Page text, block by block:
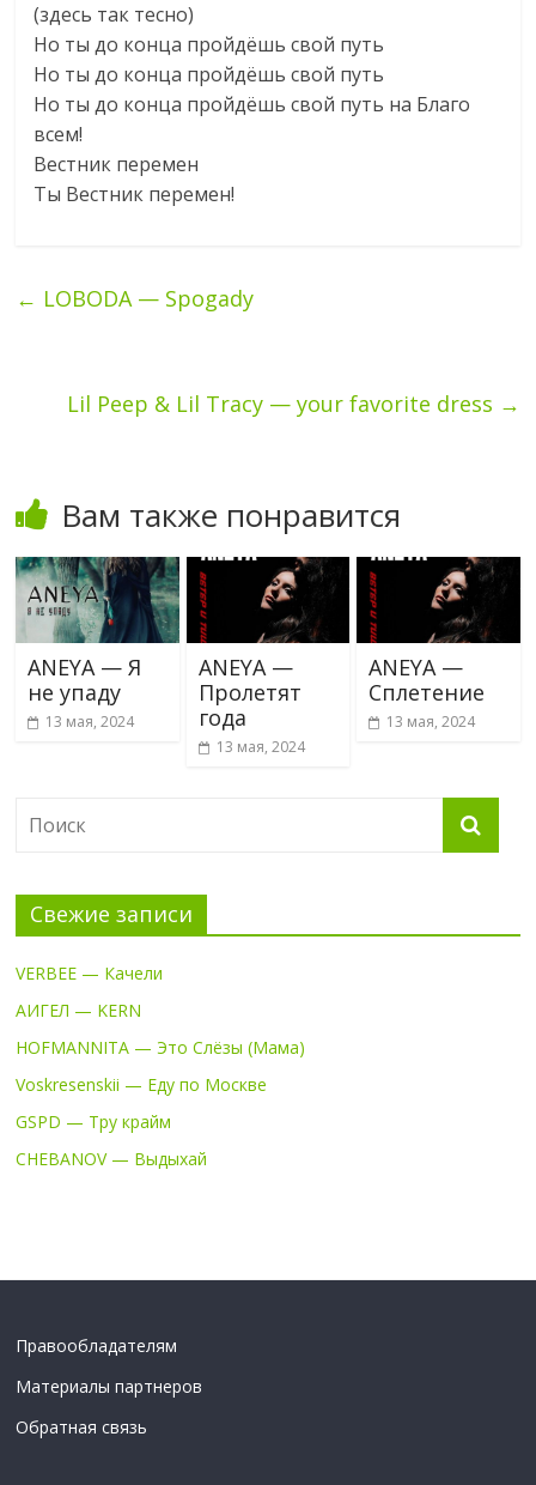
(здесь так тесно)
Но ты до конца пройдёшь свой путь
Но ты до конца пройдёшь свой путь
Но ты до конца пройдёшь свой путь на Благо
всем!
Вестник перемен
Ты Вестник перемен!
← LOBODA — Spogady
Lil Peep & Lil Tracy — your favorite dress →
Вам также понравится
ANEYA — Я
не упаду
13 мая, 2024
ANEYA —
Пролетят
года
13 мая, 2024
ANEYA —
Сплетение
13 мая, 2024
Свежие записи
VERBEE — Качели
АИГЕЛ — KERN
HOFMANNITA — Это Слёзы (Мама)
Voskresenskii — Еду по Москве
GSPD — Тру крайм
CHEBANOV — Выдыхай
Правообладателям
Материалы партнеров
Обратная связь